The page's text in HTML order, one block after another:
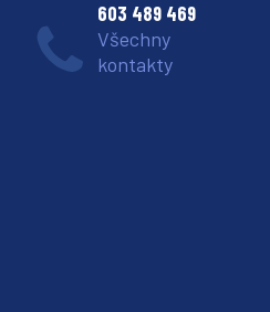
603 489 469
Všechny
kontakty